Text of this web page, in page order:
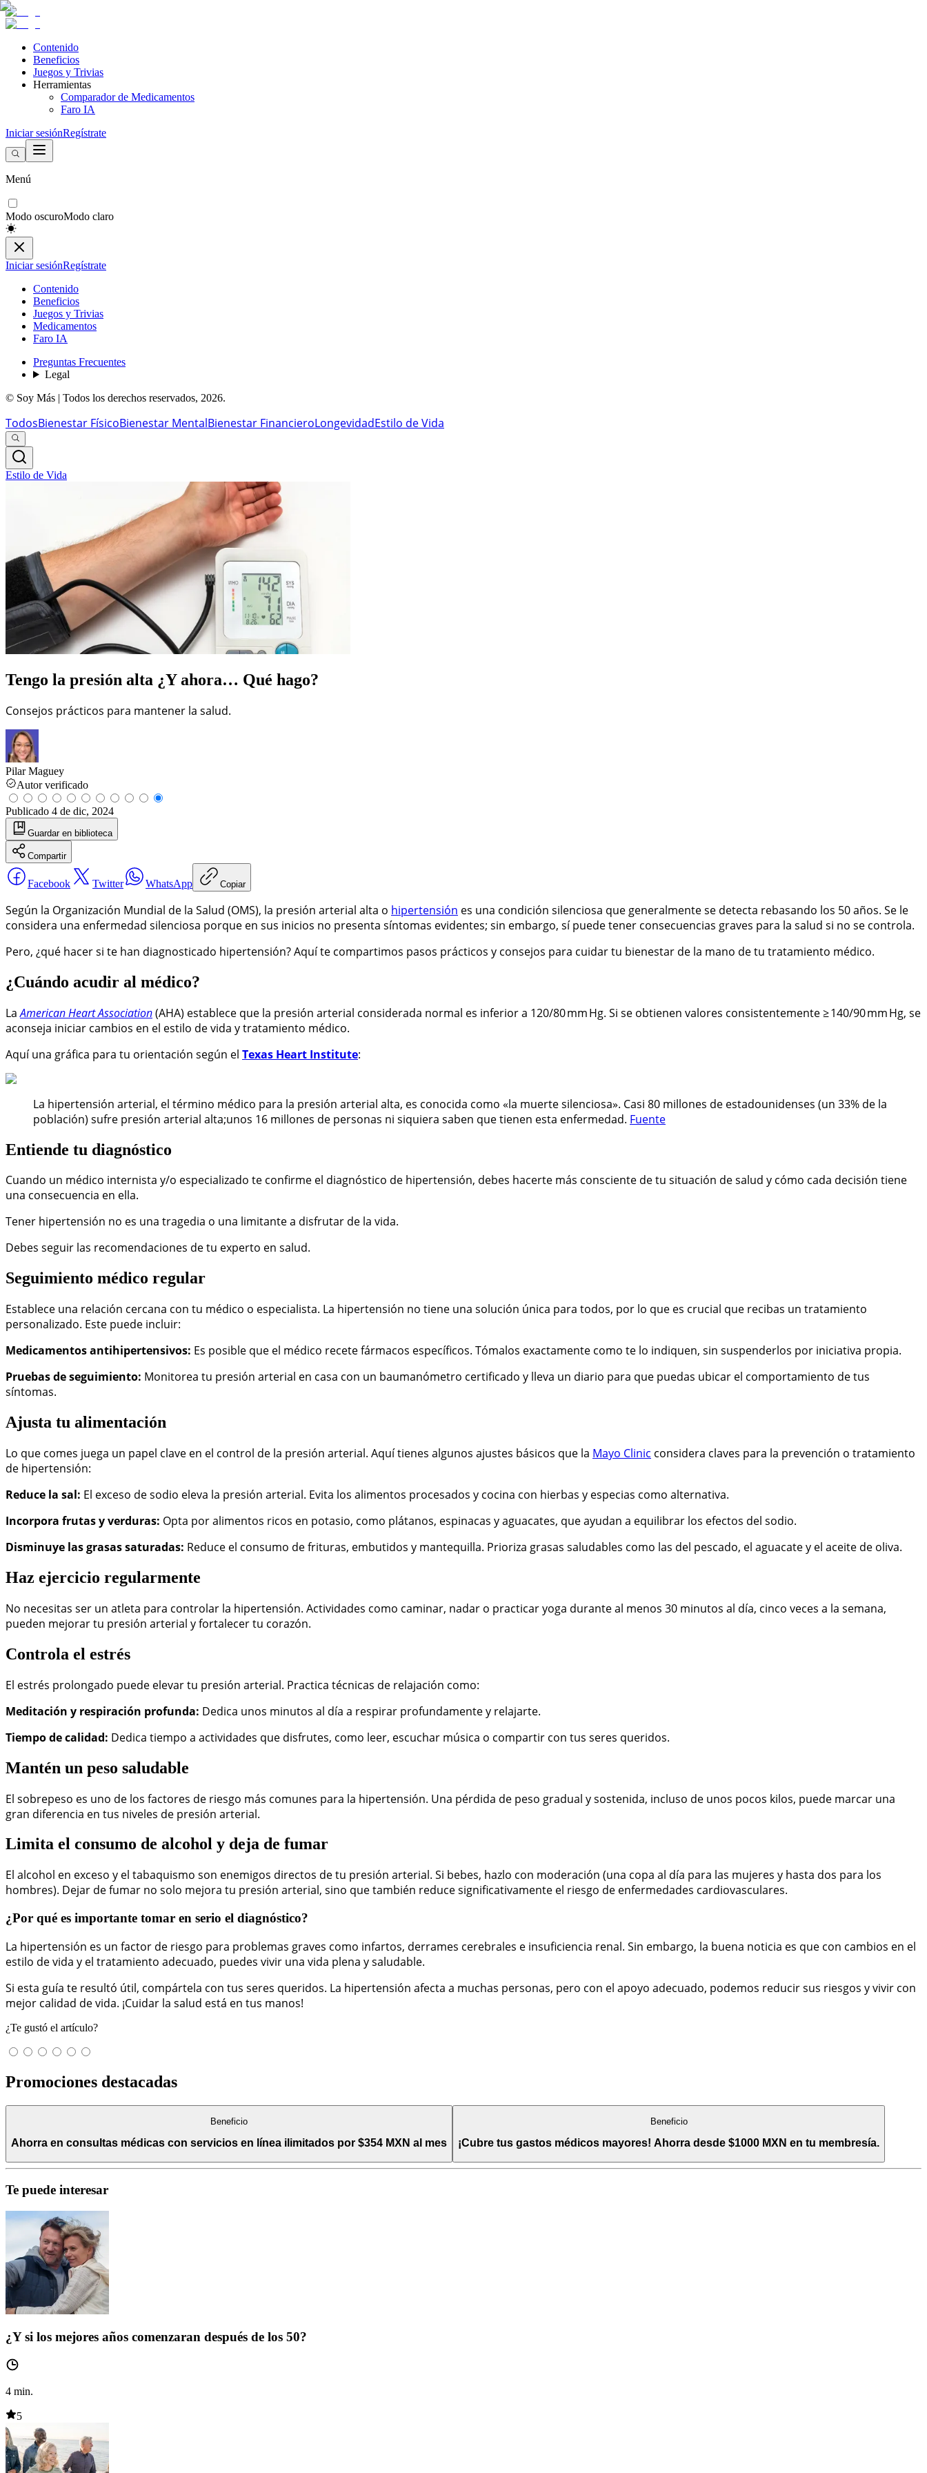
Contenido
Beneficios
Juegos y Trivias
Herramientas
Comparador de Medicamentos
Faro IA
Iniciar sesiónRegístrate
Menú
Modo oscuroModo claro
Iniciar sesiónRegístrate
Contenido
Beneficios
Juegos y Trivias
Medicamentos
Faro IA
Preguntas Frecuentes
Legal
© Soy Más | Todos los derechos reservados, 2026.
TodosBienestar FísicoBienestar MentalBienestar FinancieroLongevidadEstilo de Vida
Estilo de Vida
Tengo la presión alta ¿Y ahora… Qué hago?
Consejos prácticos para mantener la salud.
Pilar Maguey
Autor verificado
Publicado 4 de dic, 2024
Guardar en biblioteca
Compartir
Facebook Twitter WhatsApp Copiar
Según la Organización Mundial de la Salud (OMS), la presión arterial alta o hipertensión es una condición silenciosa que generalmente se detecta rebasando los 50 años. Se le
considera una enfermedad silenciosa porque en sus inicios no presenta síntomas evidentes; sin embargo, sí puede tener consecuencias graves para la salud si no se controla.
Pero, ¿qué hacer si te han diagnosticado hipertensión? Aquí te compartimos pasos prácticos y consejos para cuidar tu bienestar de la mano de tu tratamiento médico.
¿Cuándo acudir al médico?
LaAmerican Heart Association(AHA) establece que la presión arterial considerada normal es inferior a 120/80 mm Hg. Si se obtienen valores consistentemente ≥ 140/90 mm Hg, se
aconseja iniciar cambios en el estilo de vida y tratamiento médico.
Aquí una gráfica para tu orientación según el Texas Heart Institute:
La hipertensión arterial, el término médico para la presión arterial alta, es conocida como «la muerte silenciosa». Casi 80 millones de estadounidenses (un 33% de la
población) sufre presión arterial alta;unos 16 millones de personas ni siquiera saben que tienen esta enfermedad. Fuente
Entiende tu diagnóstico
Cuando un médico internista y/o especializado te confirme el diagnóstico de hipertensión, debes hacerte más consciente de tu situación de salud y cómo cada decisión tiene
una consecuencia en ella.
Tener hipertensión no es una tragedia o una limitante a disfrutar de la vida.
Debes seguir las recomendaciones de tu experto en salud.
Seguimiento médico regular
Establece una relación cercana con tu médico o especialista. La hipertensión no tiene una solución única para todos, por lo que es crucial que recibas un tratamiento
personalizado. Este puede incluir:
Medicamentos antihipertensivos: Es posible que el médico recete fármacos específicos. Tómalos exactamente como te lo indiquen, sin suspenderlos por iniciativa propia.
Pruebas de seguimiento: Monitorea tu presión arterial en casa con un baumanómetro certificado y lleva un diario para que puedas ubicar el comportamiento de tus
síntomas.
Ajusta tu alimentación
Lo que comes juega un papel clave en el control de la presión arterial. Aquí tienes algunos ajustes básicos que la Mayo Clinic considera claves para la prevención o tratamiento
de hipertensión:
Reduce la sal: El exceso de sodio eleva la presión arterial. Evita los alimentos procesados y cocina con hierbas y especias como alternativa.
Incorpora frutas y verduras: Opta por alimentos ricos en potasio, como plátanos, espinacas y aguacates, que ayudan a equilibrar los efectos del sodio.
Disminuye las grasas saturadas: Reduce el consumo de frituras, embutidos y mantequilla. Prioriza grasas saludables como las del pescado, el aguacate y el aceite de oliva.
Haz ejercicio regularmente
No necesitas ser un atleta para controlar la hipertensión. Actividades como caminar, nadar o practicar yoga durante al menos 30 minutos al día, cinco veces a la semana,
pueden mejorar tu presión arterial y fortalecer tu corazón.
Controla el estrés
El estrés prolongado puede elevar tu presión arterial. Practica técnicas de relajación como:
Meditación y respiración profunda: Dedica unos minutos al día a respirar profundamente y relajarte.
Tiempo de calidad: Dedica tiempo a actividades que disfrutes, como leer, escuchar música o compartir con tus seres queridos.
Mantén un peso saludable
El sobrepeso es uno de los factores de riesgo más comunes para la hipertensión. Una pérdida de peso gradual y sostenida, incluso de unos pocos kilos, puede marcar una
gran diferencia en tus niveles de presión arterial.
Limita el consumo de alcohol y deja de fumar
El alcohol en exceso y el tabaquismo son enemigos directos de tu presión arterial. Si bebes, hazlo con moderación (una copa al día para las mujeres y hasta dos para los
hombres). Dejar de fumar no solo mejora tu presión arterial, sino que también reduce significativamente el riesgo de enfermedades cardiovasculares.
¿Por qué es importante tomar en serio el diagnóstico?
La hipertensión es un factor de riesgo para problemas graves como infartos, derrames cerebrales e insuficiencia renal. Sin embargo, la buena noticia es que con cambios en el
estilo de vida y el tratamiento adecuado, puedes vivir una vida plena y saludable.
Si esta guía te resultó útil, compártela con tus seres queridos. La hipertensión afecta a muchas personas, pero con el apoyo adecuado, podemos reducir sus riesgos y vivir con
mejor calidad de vida. ¡Cuidar la salud está en tus manos!
¿Te gustó el artículo?
Promociones destacadas
Beneficio
Ahorra en consultas médicas con servicios en línea ilimitados por $354 MXN al mes
Beneficio
¡Cubre tus gastos médicos mayores! Ahorra desde $1000 MXN en tu membresía.
Te puede interesar
¿Y si los mejores años comenzaran después de los 50?
4 min.
5